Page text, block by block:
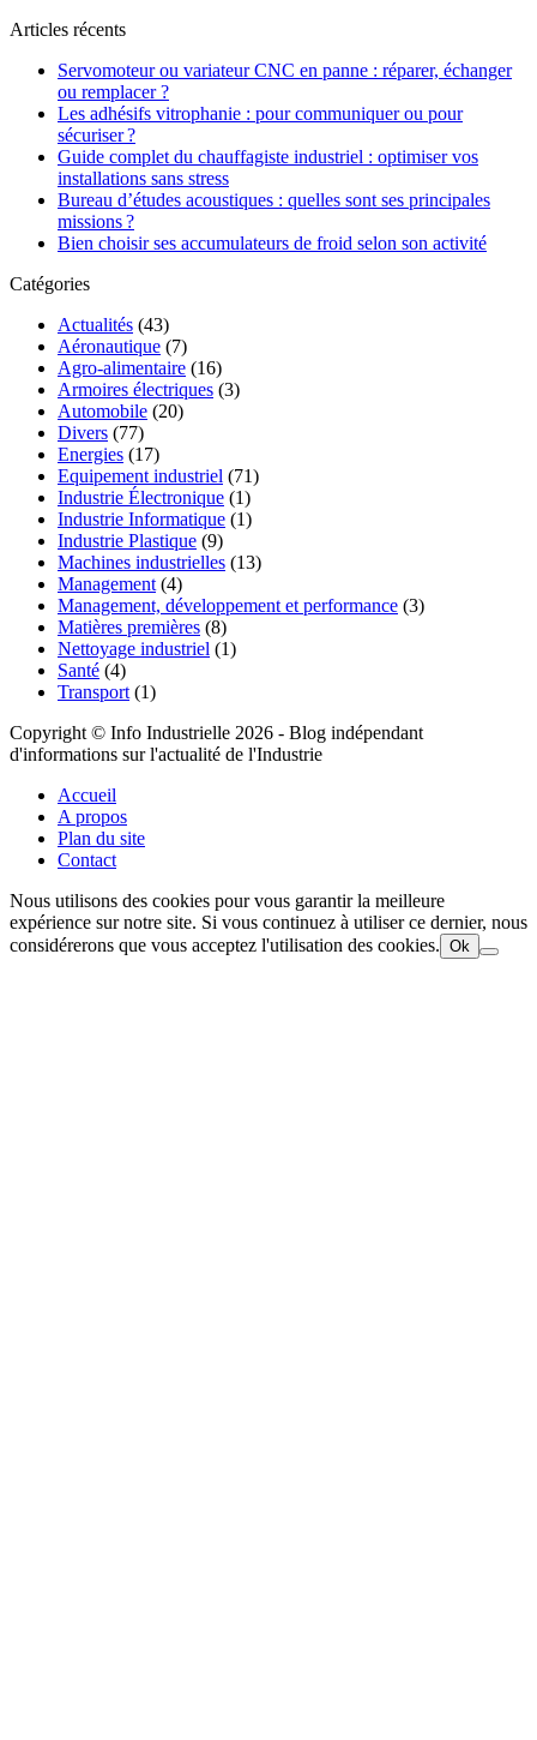
Articles récents
Servomoteur ou variateur CNC en panne : réparer, échanger
ou remplacer ?
Les adhésifs vitrophanie : pour communiquer ou pour
sécuriser ?
Guide complet du chauffagiste industriel : optimiser vos
installations sans stress
Bureau d’études acoustiques : quelles sont ses principales
missions ?
Bien choisir ses accumulateurs de froid selon son activité
Catégories
Actualités (43)
Aéronautique (7)
Agro-alimentaire (16)
Armoires électriques (3)
Automobile (20)
Divers (77)
Energies (17)
Equipement industriel (71)
Industrie Électronique (1)
Industrie Informatique (1)
Industrie Plastique (9)
Machines industrielles (13)
Management (4)
Management, développement et performance (3)
Matières premières (8)
Nettoyage industriel (1)
Santé (4)
Transport (1)
Copyright © Info Industrielle 2026 - Blog indépendant
d'informations sur l'actualité de l'Industrie
Accueil
A propos
Plan du site
Contact
Nous utilisons des cookies pour vous garantir la meilleure
expérience sur notre site. Si vous continuez à utiliser ce dernier, nous
considérerons que vous acceptez l'utilisation des cookies. Ok